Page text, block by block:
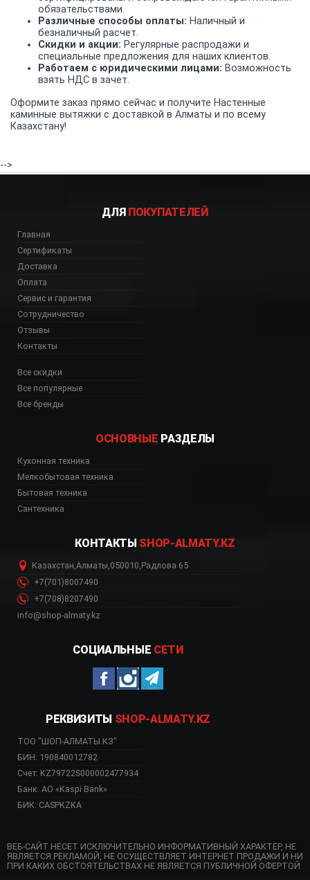
обязательствами.
Различные способы оплаты: Наличный и
безналичный расчет.
Скидки и акции: Регулярные распродажи и
специальные предложения для наших клиентов.
Работаем с юридическими лицами: Возможность
взять НДС в зачет.
Оформите заказ прямо сейчас и получите Настенные
каминные вытяжки с доставкой в Алматы и по всему
Казахстану!
-->
ДЛЯ ПОКУПАТЕЛЕЙ
Главная
Сертификаты
Доставка
Оплата
Сервис и гарантия
Сотрудничество
Отзывы
Контакты
Все скидки
Все популярные
Все бренды
ОСНОВНЫЕ РАЗДЕЛЫ
Кухонная техника
Мелкобытовая техника
Бытовая техника
Сантехника
КОНТАКТЫ SHOP-ALMATY.KZ
Казахстан,Алматы,050010,Радлова 65
+7(701)8007490
+7(708)8207490
info@shop-almaty.kz
СОЦИАЛЬНЫЕ СЕТИ
РЕКВИЗИТЫ SHOP-ALMATY.KZ
ТОО "ШОП-АЛМАТЫ.КЗ"
БИН: 190840012782
Счет: KZ79722S000002477934
Банк: АО «Kaspi Bank»
БИК: CASPKZKA
ВЕБ-САЙТ НЕСЕТ ИСКЛЮЧИТЕЛЬНО ИНФОРМАТИВНЫЙ ХАРАКТЕР, НЕ
ЯВЛЯЕТСЯ РЕКЛАМОЙ, НЕ ОСУЩЕСТВЛЯЕТ ИНТЕРНЕТ ПРОДАЖИ И НИ
ПРИ КАКИХ ОБСТОЯТЕЛЬСТВАХ НЕ ЯВЛЯЕТСЯ ПУБЛИЧНОЙ ОФЕРТОЙ.